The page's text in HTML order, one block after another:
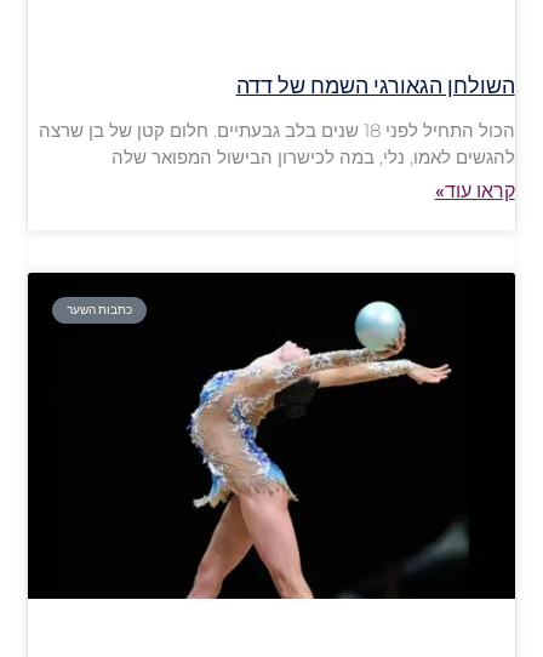
השולחן הגאורגי השמח של דדה
הכול התחיל לפני 18 שנים בלב גבעתיים. חלום קטן של בן שרצה
להגשים לאמו, נלי, במה לכישרון הבישול המפואר שלה
קראו עוד»
כתבות השער